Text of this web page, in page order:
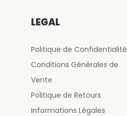
LÉGAL
Politique de Confidentialité
Conditions Générales de
Vente
Politique de Retours
Informations Légales